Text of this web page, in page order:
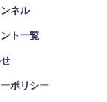
ネル
ト一覧
ポリシー